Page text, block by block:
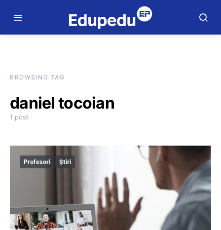
BROWSING TAG
daniel tocoian
1 post
Profesori Știri